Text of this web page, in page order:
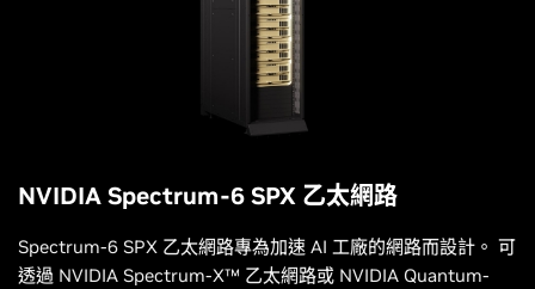
NVIDIA Spectrum-6 SPX 乙太網路
Spectrum-6 SPX 乙太網路專為加速 AI 工廠的網路而設計。 可
透過 NVIDIA Spectrum-X™ 乙太網路或 NVIDIA Quantum-